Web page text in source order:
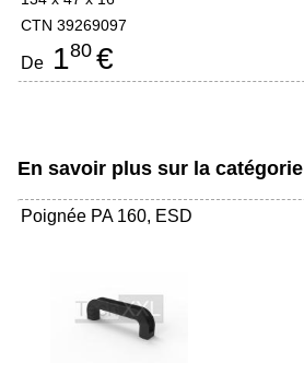
CTN 39269097
De 180 €
En savoir plus sur la catégorie
Poignée PA 160, ESD